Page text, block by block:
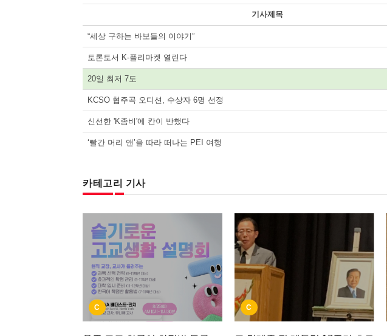
기사제목
“세상 구하는 바보들의 이야기”
토론토서 K-플리마켓 열린다
20일 최저 7도
KCSO 협주곡 오디션, 수상자 6명 선정
신선한 'K좀비'에 칸이 반했다
‘빨간 머리 앤’을 따라 떠나는 PEI 여행
카테고리 기사
C C